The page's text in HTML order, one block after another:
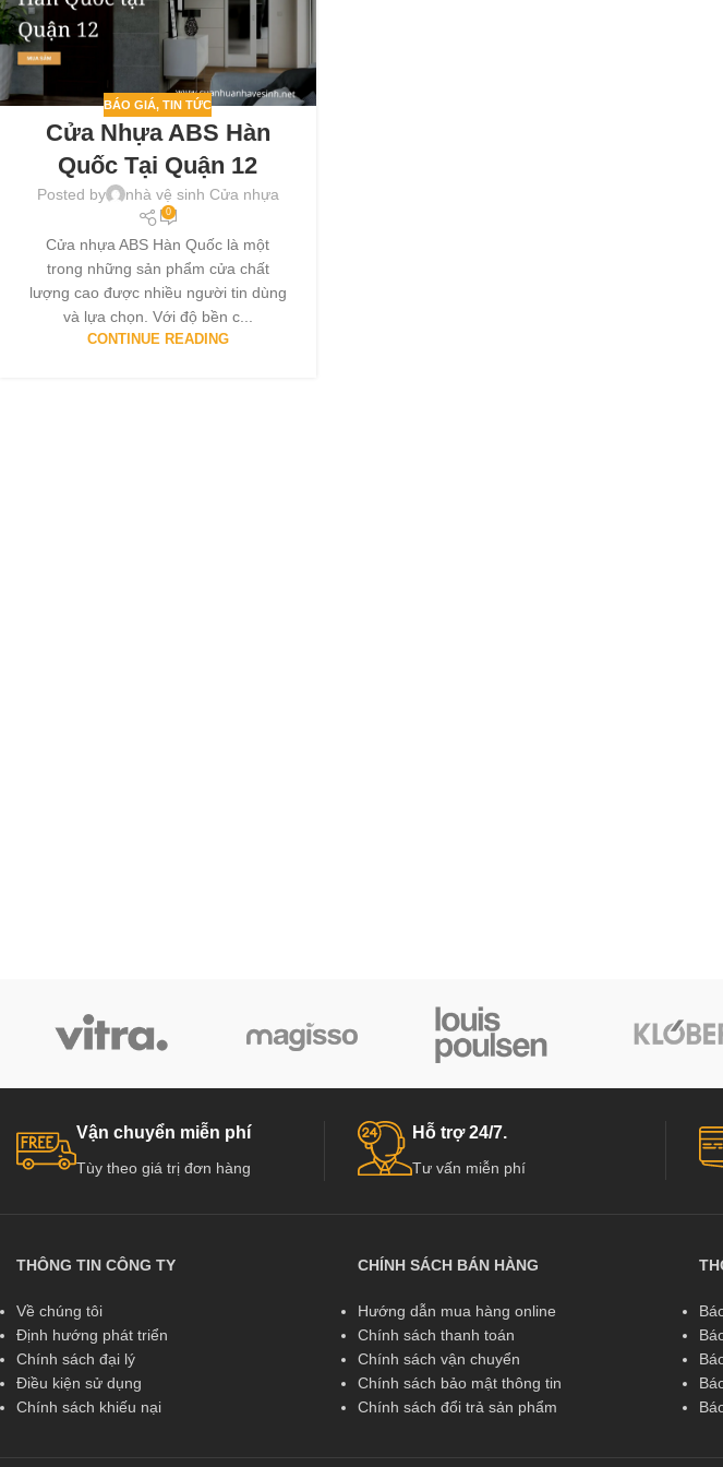
BÁO GIÁ,TIN TỨC
Cửa Nhựa ABS Hàn
Quốc Tại Quận 12
Posted by nhà vệ sinh Cửa nhựa
0
Cửa nhựa ABS Hàn Quốc là một
trong những sản phẩm cửa chất
lượng cao được nhiều người tin dùng
và lựa chọn. Với độ bền c...
CONTINUE READING
Vận chuyển miễn phí
Tùy theo giá trị đơn hàng
Hỗ trợ 24/7.
Tư vấn miễn phí
THÔNG TIN CÔNG TY
Về chúng tôi
Định hướng phát triển
Chính sách đại lý
Điều kiện sử dụng
Chính sách khiếu nại
CHÍNH SÁCH BÁN HÀNG
Hướng dẫn mua hàng online
Chính sách thanh toán
Chính sách vận chuyển
Chính sách bảo mật thông tin
Chính sách đổi trả sản phẩm